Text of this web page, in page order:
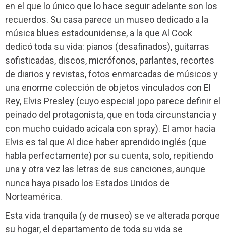
en el que lo único que lo hace seguir adelante son los
recuerdos. Su casa parece un museo dedicado a la
música blues estadounidense, a la que Al Cook
dedicó toda su vida: pianos (desafinados), guitarras
sofisticadas, discos, micrófonos, parlantes, recortes
de diarios y revistas, fotos enmarcadas de músicos y
una enorme colección de objetos vinculados con El
Rey, Elvis Presley (cuyo especial jopo parece definir el
peinado del protagonista, que en toda circunstancia y
con mucho cuidado acicala con spray). El amor hacia
Elvis es tal que Al dice haber aprendido inglés (que
habla perfectamente) por su cuenta, solo, repitiendo
una y otra vez las letras de sus canciones, aunque
nunca haya pisado los Estados Unidos de
Norteamérica.
Esta vida tranquila (y de museo) se ve alterada porque
su hogar, el departamento de toda su vida se